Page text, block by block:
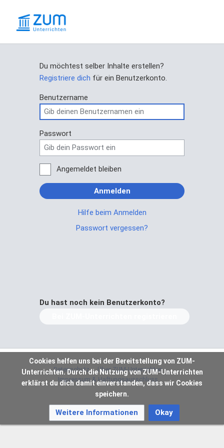
Du möchtest selber Inhalte erstellen?
Registriere dich für ein Benutzerkonto.
Benutzername
Passwort
Angemeldet bleiben
Anmelden
Hilfe beim Anmelden
Passwort vergessen?
Du hast noch kein Benutzerkonto?
Datenschutz
Über ZUM-Unterrichten
Impressum & Haftungsausschluss
Cookies helfen uns bei der Bereitstellung von ZUM-
Unterrichten. Durch die Nutzung von ZUM-Unterrichten
erklärst du dich damit einverstanden, dass wir Cookies
speichern.
Weitere Informationen Okay